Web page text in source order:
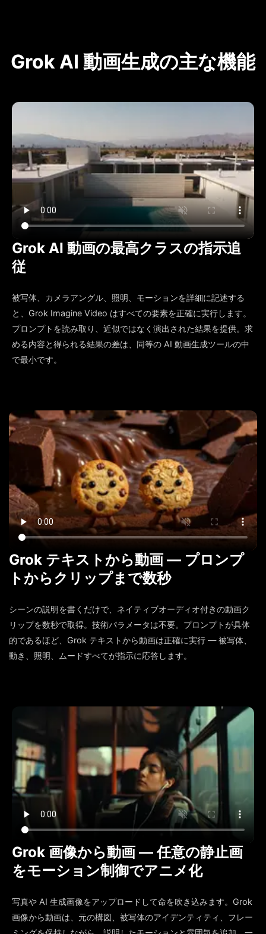
Grok AI 動画生成の主な機能
Grok AI 動画の最高クラスの指示追
従
被写体、カメラアングル、照明、モーションを詳細に記述する
と、Grok Imagine Video はすべての要素を正確に実行します。
プロンプトを読み取り、近似ではなく演出された結果を提供。求
める内容と得られる結果の差は、同等の AI 動画生成ツールの中
で最小です。
Grok テキストから動画 — プロンプ
トからクリップまで数秒
シーンの説明を書くだけで、ネイティブオーディオ付きの動画ク
リップを数秒で取得。技術パラメータは不要。プロンプトが具体
的であるほど、Grok テキストから動画は正確に実行 — 被写体、
動き、照明、ムードすべてが指示に応答します。
Grok 画像から動画 — 任意の静止画
をモーション制御でアニメ化
写真や AI 生成画像をアップロードして命を吹き込みます。Grok
画像から動画は、元の構図、被写体のアイデンティティ、フレー